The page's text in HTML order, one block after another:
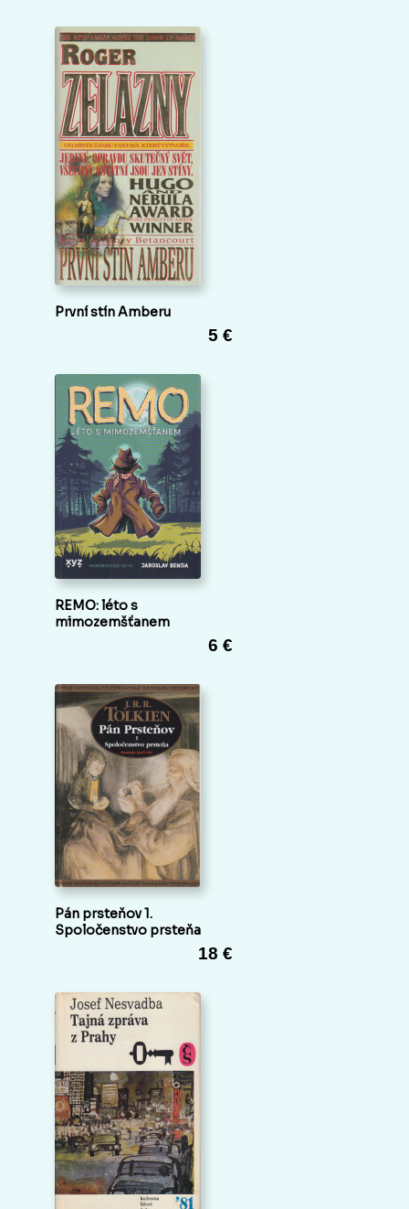
První stín Amberu
5 €
REMO: léto s
mimozemšťanem
6 €
Pán prsteňov 1.
Spoločenstvo prsteňa
18 €